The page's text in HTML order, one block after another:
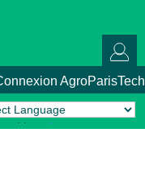
AgroParisTech
by Translate